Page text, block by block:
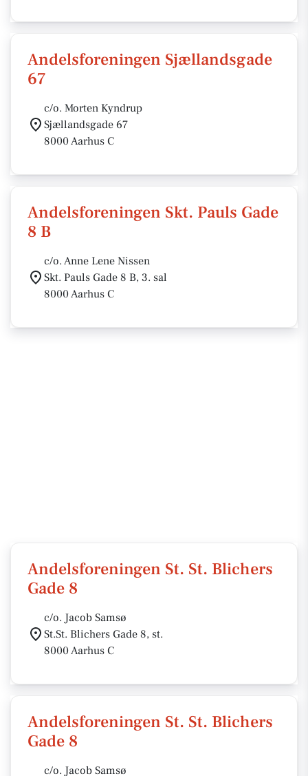
Andelsforeningen Sjællandsgade
67
c/o. Morten Kyndrup
Sjællandsgade 67
8000 Aarhus C
Andelsforeningen Skt. Pauls Gade
8 B
c/o. Anne Lene Nissen
Skt. Pauls Gade 8 B, 3. sal
8000 Aarhus C
Andelsforeningen St. St. Blichers
Gade 8
c/o. Jacob Samsø
St.St. Blichers Gade 8, st.
8000 Aarhus C
Andelsforeningen St. St. Blichers
Gade 8
c/o. Jacob Samsø